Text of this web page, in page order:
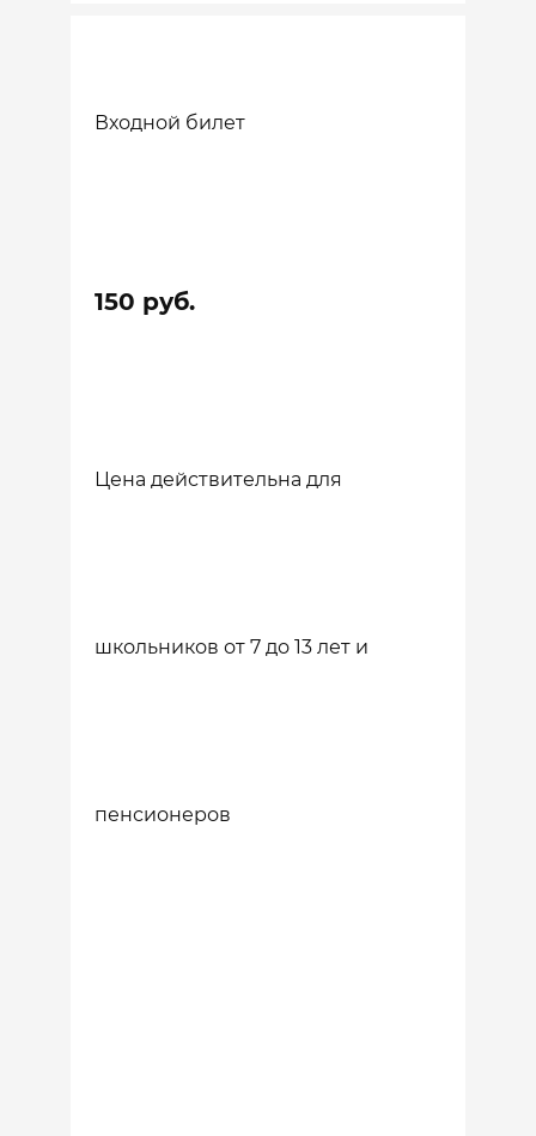
Входной билет
150 руб.
Цена действительна для
школьников от 7 до 13 лет и
пенсионеров